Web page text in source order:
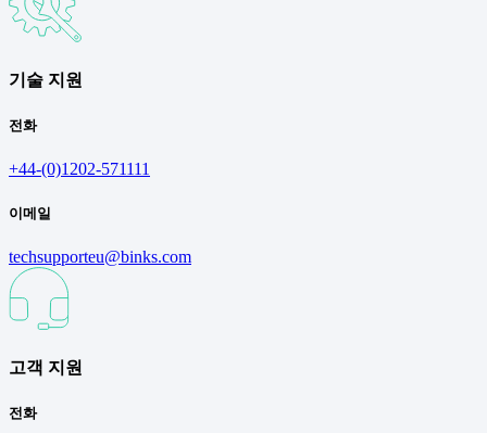
기술 지원
전화
+44-(0)1202-571111
이메일
techsupporteu@binks.com
고객 지원
전화